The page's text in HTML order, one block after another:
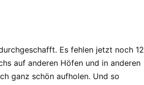
Es fehlen jetzt noch 12
auf anderen Höfen und in anderen
ganz schön aufholen. Und so